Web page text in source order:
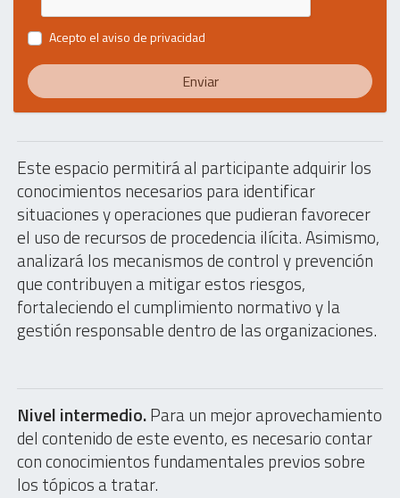
Este espacio permitirá al participante adquirir los
conocimientos necesarios para identificar
situaciones y operaciones que pudieran favorecer
el uso de recursos de procedencia ilícita. Asimismo,
analizará los mecanismos de control y prevención
que contribuyen a mitigar estos riesgos,
fortaleciendo el cumplimiento normativo y la
gestión responsable dentro de las organizaciones.
Nivel intermedio.Para un mejor aprovechamiento
del contenido de este evento, es necesario contar
con conocimientos fundamentales previos sobre
los tópicos a tratar.
Acepto el aviso de privacidad
Enviar